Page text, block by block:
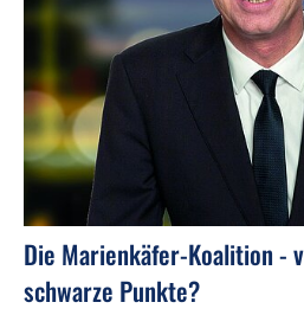
Die Marienkäfer-Koalition -
schwarze Punkte?